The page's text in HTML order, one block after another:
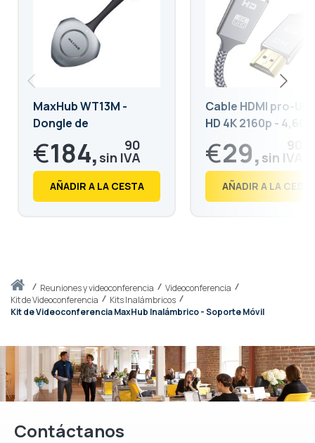
Inicioreuniones y videoconferencia
Videoconferencia
Kit de Videoconferencia
Kits Inalámbricos
Kit de Videoconferencia MaxHub Inalámbrico - Soporte Móvil
MaxHub WT13M -
Dongle de
compartición
inalámbrica
€184, 90
€ 223,
AÑADIR A LA CESTA
Cable HDMI pro-
HD 4K 2160p - 4,60m
€29, 90
€ 36,
AÑADIR A LA
Contáctanos